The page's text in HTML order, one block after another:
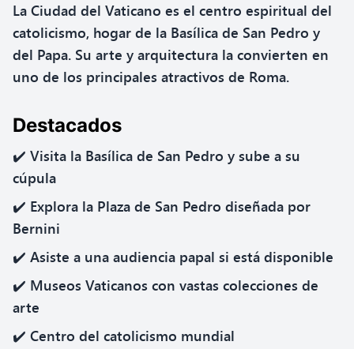
La Ciudad del Vaticano es el centro espiritual del
catolicismo, hogar de la Basílica de San Pedro y
del Papa. Su arte y arquitectura la convierten en
uno de los principales atractivos de Roma.
Destacados
✔️ Visita la Basílica de San Pedro y sube a su
cúpula
✔️ Explora la Plaza de San Pedro diseñada por
Bernini
✔️ Asiste a una audiencia papal si está disponible
✔️ Museos Vaticanos con vastas colecciones de
arte
✔️ Centro del catolicismo mundial